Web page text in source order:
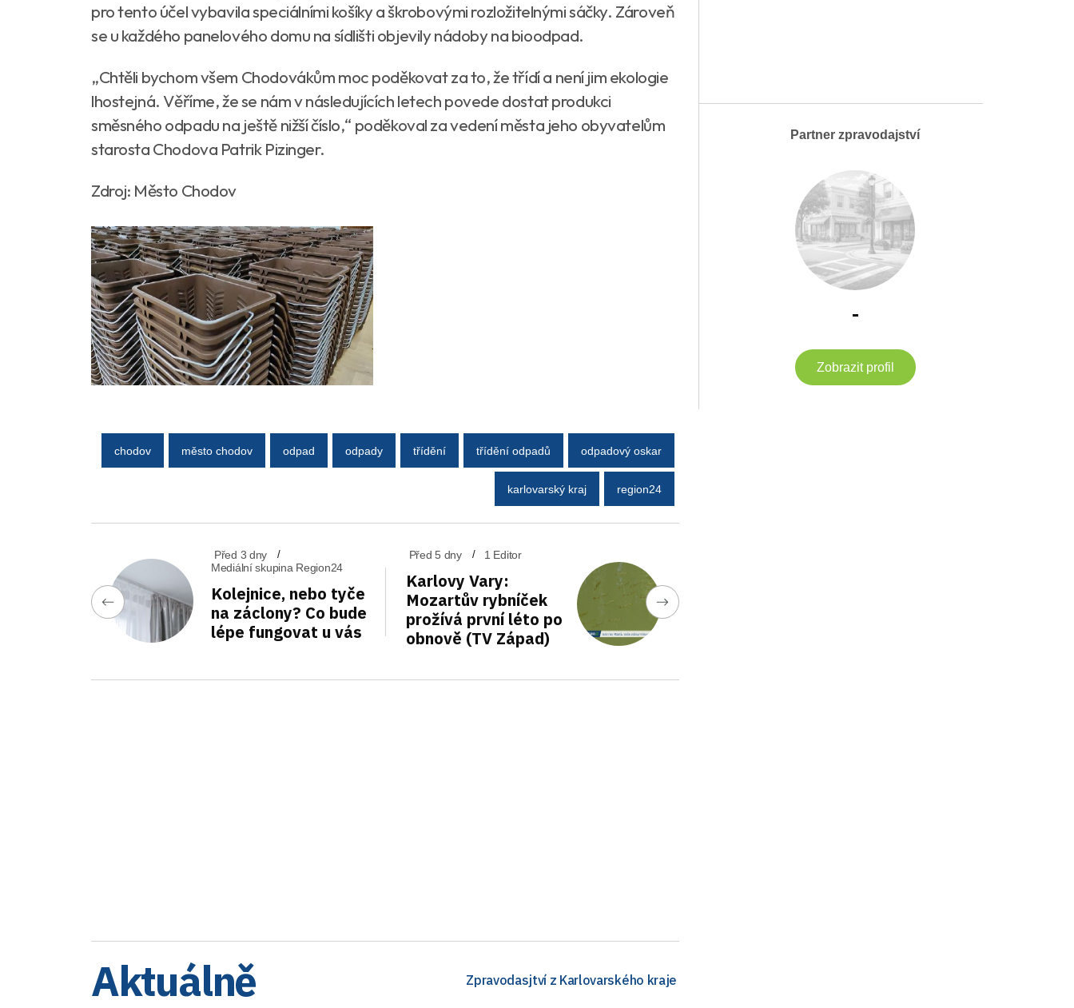
pro tento účel vybavila speciálními košíky a škrobovými rozložitelnými sáčky. Zároveň
se u každého panelového domu na sídlišti objevily nádoby na bioodpad.
„Chtěli bychom všem Chodovákům moc poděkovat za to, že třídí a není jim ekologie
lhostejná. Věříme, že se nám v následujících letech povede dostat produkci
směsného odpadu na ještě nižší číslo,“ poděkoval za vedení města jeho obyvatelům
starosta Chodova Patrik Pizinger.
Zdroj: Město Chodov
chodov město chodov odpad odpady třídění třídění odpadů odpadový oskar
karlovarský kraj region24
Před 3 dny
Mediální skupina Region24
Kolejnice, nebo tyče
na záclony? Co bude
lépe fungovat u vás
Před 5 dny 1 Editor
Karlovy Vary:
Mozartův rybníček
prožívá první léto po
obnově (TV Západ)
Aktuálně Zpravodasjtví z Karlovarského kraje
Partner zpravodajství
-
Zobrazit profil